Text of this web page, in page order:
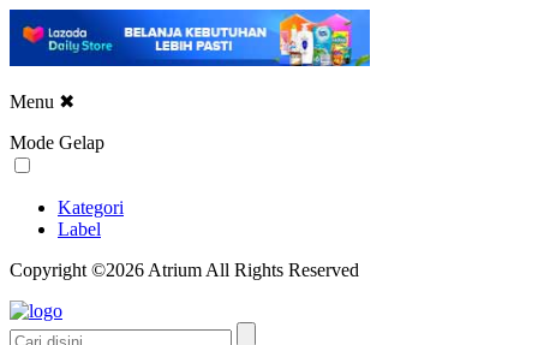
Menu ✖
Mode Gelap
Kategori
Label
Copyright ©2026 Atrium All Rights Reserved